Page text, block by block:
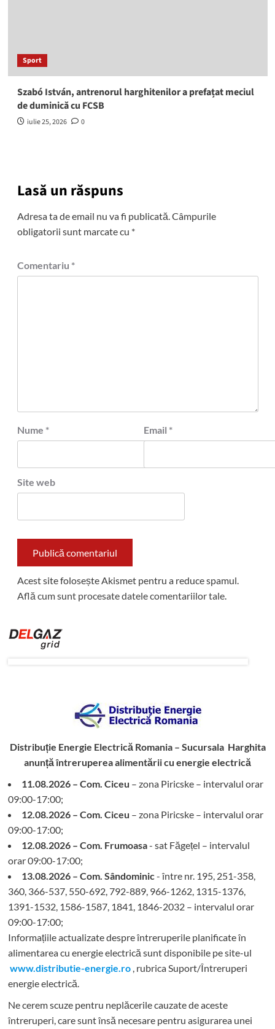
Sport
Szabó István, antrenorul harghitenilor a prefațat meciul
de duminică cu FCSB
iulie 25, 2026 0
Lasă un răspuns
Adresa ta de email nu va fi publicată.Câmpurile
obligatorii sunt marcate cu *
Comentariu *
Nume * Email *
Site web
Acest site folosește Akismet pentru a reduce spamul.
Află cum sunt procesate datele comentariilor tale.
Distribuție Energie Electrică Romania – Sucursala Harghita
anunță întreruperea alimentării cu energie electrică
11.08.2026 – Com. Ciceu – zona Piricske – intervalul orar
09:00-17:00;
12.08.2026 – Com. Ciceu – zona Piricske – intervalul orar
09:00-17:00;
12.08.2026 – Com. Frumoasa- sat Făgețel – intervalul
orar 09:00-17:00;
13.08.2026 – Com. Sândominic- între nr. 195, 251-358,
360, 366-537, 550-692, 792-889, 966-1262, 1315-1376,
1391-1532, 1586-1587, 1841, 1846-2032 – intervalul orar
09:00-17:00;
Informațiile actualizate despre întreruperile planificate în
alimentarea cu energie electrică sunt disponibile pe site-ul
www.distributie-energie.ro , rubrica Suport/Întreruperi
energie electrică.
Ne cerem scuze pentru neplăcerile cauzate de aceste
întreruperi, care sunt însă necesare pentru asigurarea unei